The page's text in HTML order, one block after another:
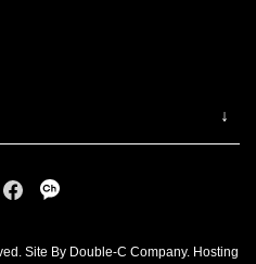
Site By Double-C Company. Hosting